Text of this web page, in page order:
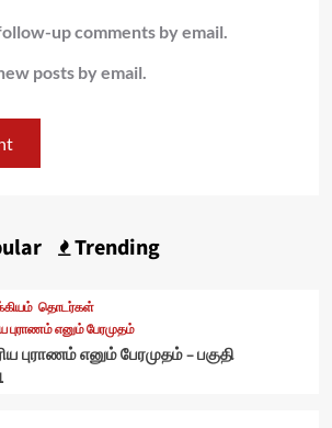
up comments by email.
posts by email.
Trending
தொடர்கள்
புராணம் எனும் பேரமுதம்
புராணம் எனும் பேரமுதம் – பகுதி